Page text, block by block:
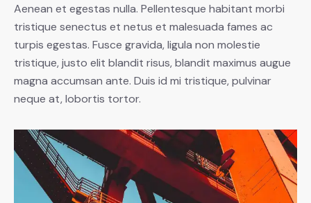
Aenean et egestas nulla. Pellentesque habitant morbi
tristique senectus et netus et malesuada fames ac
turpis egestas. Fusce gravida, ligula non molestie
tristique, justo elit blandit risus, blandit maximus augue
magna accumsan ante. Duis id mi tristique, pulvinar
neque at, lobortis tortor.